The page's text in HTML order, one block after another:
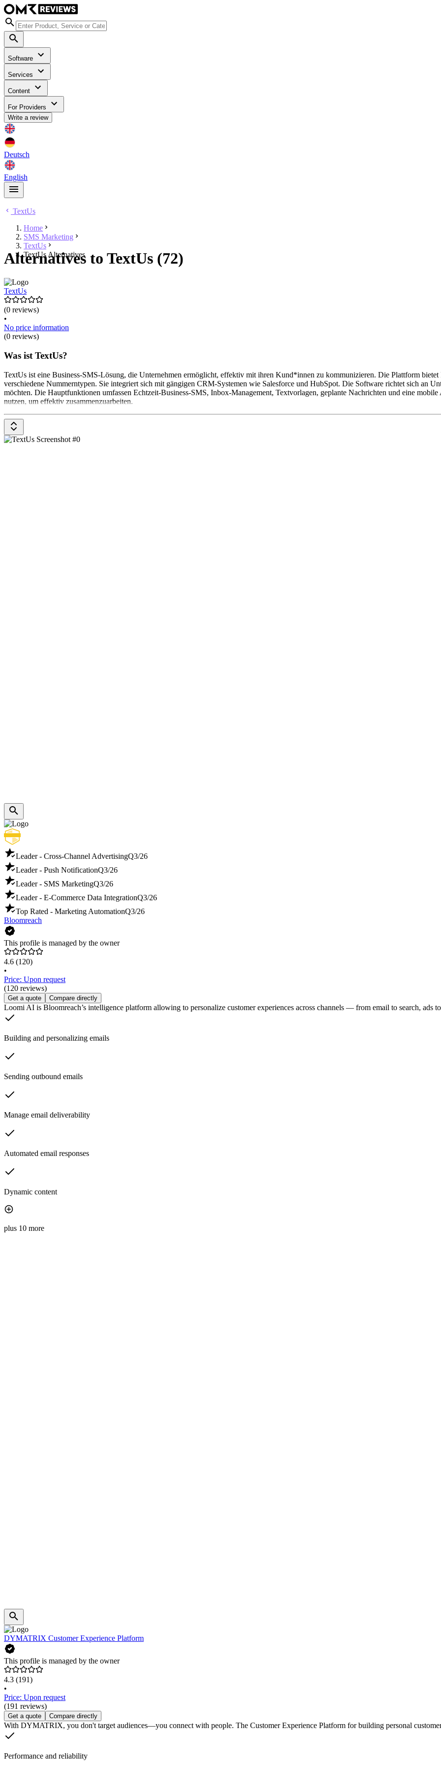
Software
Services
Content
For Providers
Write a review
Deutsch
English
TextUs
Home
SMS Marketing
TextUs
TextUs Alternatives
Alternatives to TextUs (72)
TextUs
(0 reviews)
•
No price information
(0 reviews)
Was ist TextUs?
TextUs ist eine Business-SMS-Lösung, die Unternehmen ermöglicht, effektiv mit ihren Kund*innen zu kommunizieren. Die Plattform
verschiedene Nummerntypen. Sie integriert sich mit gängigen CRM-Systemen wie Salesforce und HubSpot. Die Software richtet sich an
möchten. Die Hauptfunktionen umfassen Echtzeit-Business-SMS, Inbox-Management, Textvorlagen, geplante Nachrichten und eine mobile
nutzen, um effektiv zusammenzuarbeiten.
Leader - Cross-Channel AdvertisingQ3/26
Leader - Push NotificationQ3/26
Leader - SMS MarketingQ3/26
Leader - E-Commerce Data IntegrationQ3/26
Top Rated - Marketing AutomationQ3/26
Bloomreach
This profile is managed by the owner
4.6 (120)
•
Price: Upon request
(120 reviews)
Get a quote Compare directly
Loomi AI is Bloomreach’s intelligence platform allowing to personalize customer experiences across channels — from email to search, ads
Building and personalizing emails
Sending outbound emails
Manage email deliverability
Automated email responses
Dynamic content
plus 10 more
DYMATRIX Customer Experience Platform
This profile is managed by the owner
4.3 (191)
•
Price: Upon request
(191 reviews)
Get a quote Compare directly
With DYMATRIX, you don't target audiences—you connect with people. The Customer Experience Platform for building personal
Performance and reliability